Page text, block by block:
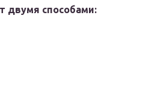
двумя способами: